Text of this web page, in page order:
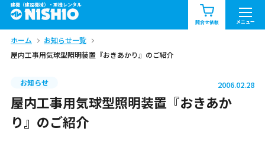
建機（建設機械）・重機レンタル
問合せ依頼 メニュー
商品一覧 お知らせ一覧
問合せ依頼リスト
北海道 東北 関東
中部
ホーム
お知らせ一覧
屋内工事用気球型照明装置『おきあかり』のご紹介
お知らせ 2006.02.28
屋内工事用気球型照明装置『おきあか
り』のご紹介